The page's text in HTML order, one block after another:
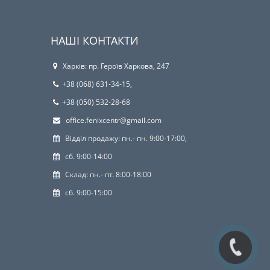
НАШІ КОНТАКТИ
Харків: пр. Героїв Харкова, 247
+38 (068) 631-34-15,
+38 (050) 532-28-68
office.fenixcentr@gmail.com
Відділ продажу: пн.- пн. 9:00-17:00,
сб. 9:00-14:00
Склад: пн.- пт. 8:00-18:00
сб. 9:00-15:00